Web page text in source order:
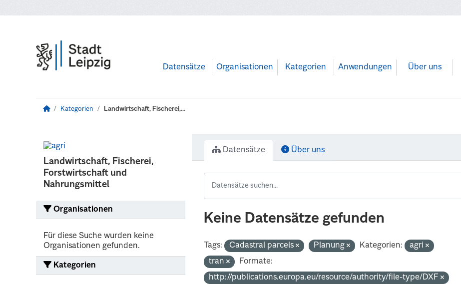
Datensätze Organisationen Kategorien Anwendungen Über uns
Kategorien Landwirtschaft, Fischerei,...
Landwirtschaft, Fischerei,
Forstwirtschaft und
Nahrungsmittel
Organisationen
Für diese Suche wurden keine
Organisationen gefunden.
Kategorien
Datensätze Über uns
Keine Datensätze gefunden
Tags: Cadastral parcels Planung Kategorien:
agri
tran
Formate:
http://publications.europa.eu/resource/authority/file-type/DXF